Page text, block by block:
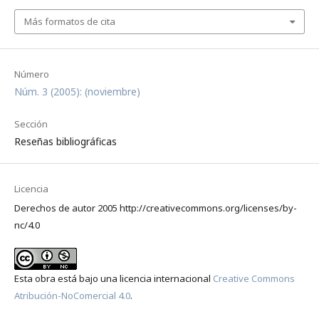
Número
Núm. 3 (2005): (noviembre)
Sección
Reseñas bibliográficas
Licencia
Derechos de autor 2005 http://creativecommons.org/licenses/by-
nc/4.0
Esta obra está bajo una licencia internacional Creative Commons
Atribución-NoComercial 4.0.
Más formatos de cita